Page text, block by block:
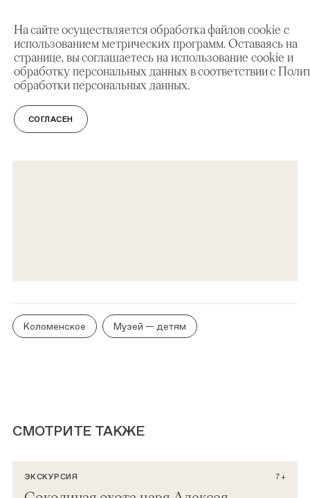
На сайте осуществляется обработка файлов cookie с
использованием метрических программ. Оставаясь на
странице, вы соглашаетесь на использование cookie и
обработку персональных данных в соответствии с
обработки персональных данных.
СОГЛАСЕН
Андропова, д.39, стр.69)
Вход свободный.
Коломенское Музей — детям
СМОТРИТЕ ТАКЖЕ
ЭКСКУРСИЯ 7+